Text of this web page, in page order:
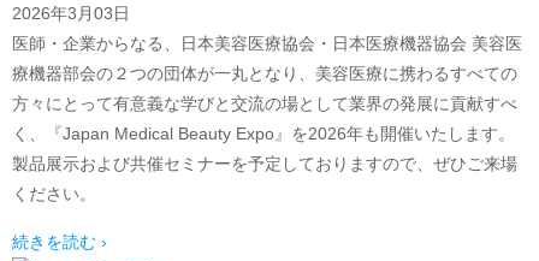
2026年3月03日
医師・企業からなる、日本美容医療協会・日本医療機器協会 美容医
療機器部会の２つの団体が一丸となり、美容医療に携わるすべての
方々にとって有意義な学びと交流の場として業界の発展に貢献すべ
く、『Japan Medical Beauty Expo』を2026年も開催いたします。
製品展示および共催セミナーを予定しておりますので、ぜひご来場
ください。
続きを読む ›